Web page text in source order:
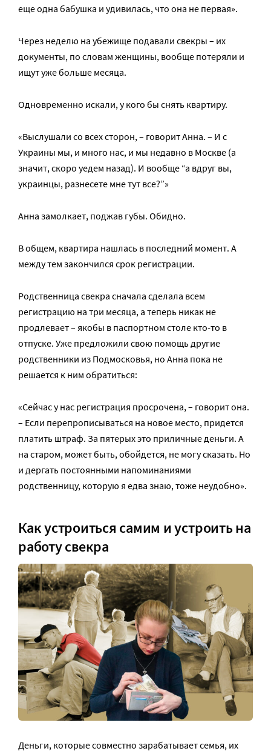
еще одна бабушка и удивилась, что она не первая».
Через неделю на убежище подавали свекры – их
документы, по словам женщины, вообще потеряли и
ищут уже больше месяца.
Одновременно искали, у кого бы снять квартиру.
«Выслушали со всех сторон, – говорит Анна. – И с
Украины мы, и много нас, и мы недавно в Москве (а
значит, скоро уедем назад). И вообще “а вдруг вы,
украинцы, разнесете мне тут все?”»
Анна замолкает, поджав губы. Обидно.
В общем, квартира нашлась в последний момент. А
между тем закончился срок регистрации.
Родственница свекра сначала сделала всем
регистрацию на три месяца, а теперь никак не
продлевает – якобы в паспортном столе кто-то в
отпуске. Уже предложили свою помощь другие
родственники из Подмосковья, но Анна пока не
решается к ним обратиться:
«Сейчас у нас регистрация просрочена, – говорит она.
– Если перепрописываться на новое место, придется
платить штраф. За пятерых это приличные деньги. А
на старом, может быть, обойдется, не могу сказать. Но
и дергать постоянными напоминаниями
родственницу, которую я едва знаю, тоже неудобно».
Как устроиться самим и устроить на
работу свекра
Деньги, которые совместно зарабатывает семья, их